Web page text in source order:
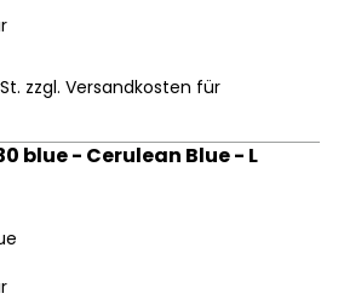
zzgl. Versandkosten für
blue - Cerulean Blue - L